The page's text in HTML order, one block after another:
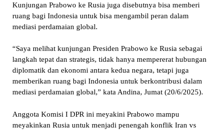
Kunjungan Prabowo ke Rusia juga disebutnya bisa memberi
ruang bagi Indonesia untuk bisa mengambil peran dalam
mediasi perdamaian global.
“Saya melihat kunjungan Presiden Prabowo ke Rusia sebagai
langkah tepat dan strategis, tidak hanya mempererat hubungan
diplomatik dan ekonomi antara kedua negara, tetapi juga
memberikan ruang bagi Indonesia untuk berkontribusi dalam
mediasi perdamaian global,” kata Andina, Jumat (20/6/2025).
Anggota Komisi I DPR ini meyakini Prabowo mampu
meyakinkan Rusia untuk menjadi penengah konflik Iran vs